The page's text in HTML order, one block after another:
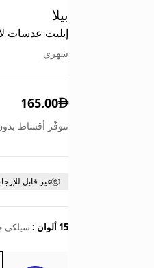
بيلا
إيليت عدسات
شهري

165.00
تتوفّر أقساط
غير قابل
15 ألوان : سيلكي